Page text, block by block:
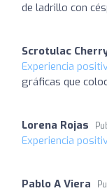
de ladrillo con
Scrotulac
Experiencia
gráficas que
Lorena Rojas
Experiencia
Pablo A Viera